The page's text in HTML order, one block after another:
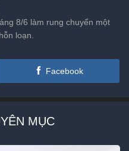
8/6 làm rung chuyển một
loạn.
Facebook